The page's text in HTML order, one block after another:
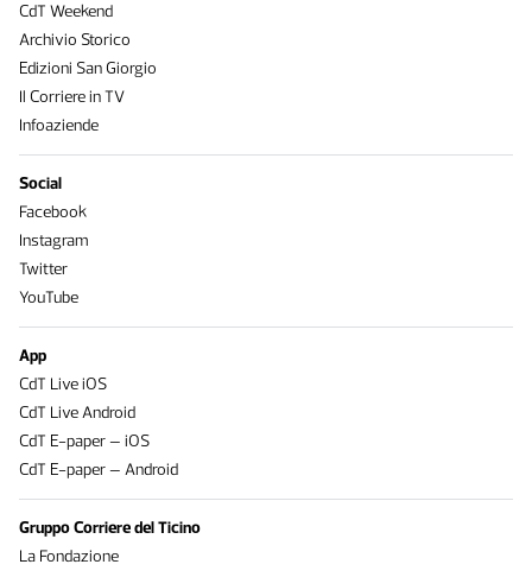
CdT Weekend
Archivio Storico
Edizioni San Giorgio
Il Corriere in TV
Infoaziende
Social
Facebook
Instagram
Twitter
YouTube
App
CdT Live iOS
CdT Live Android
CdT E-paper – iOS
CdT E-paper – Android
Gruppo Corriere del Ticino
La Fondazione